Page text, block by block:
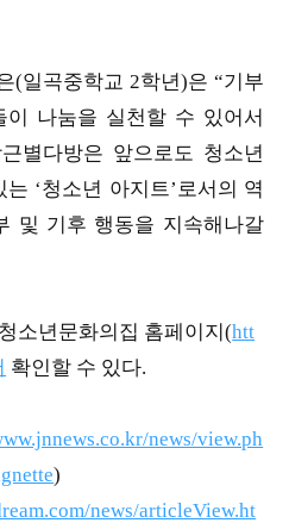
(일곡중학교 2학년)은 “기부
나눔을 실천할 수 있어서
별다방은 앞으로도 청소년
‘청소년 아지트’로서의 역
및 기후 행동을 지속해나갈
소년문화의집 홈페이지(htt
확인할 수 있다.
news/view.ph
)
news/articleView.ht